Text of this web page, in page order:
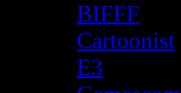
BIFFF
Cartoonist
E3